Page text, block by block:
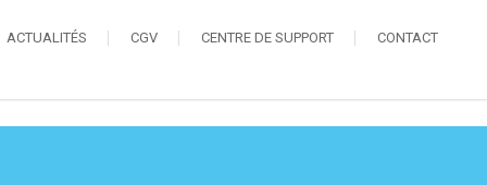
ACTUALITÉS CGV CENTRE DE SUPPORT CONTACT